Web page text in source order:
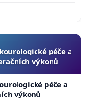
péče a
výkonů
péče a
výkonů